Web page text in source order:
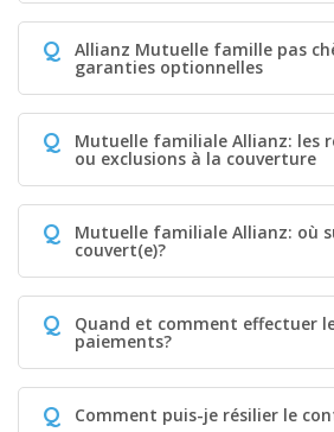
Q Allianz Mutuelle famille pas
garanties optionnelles
Q Mutuelle familiale Allianz: les
ou exclusions à la couverture
Q Mutuelle familiale Allianz: où
couvert(e)?
Q Quand et comment effectuer
paiements?
Q Comment puis-je résilier le